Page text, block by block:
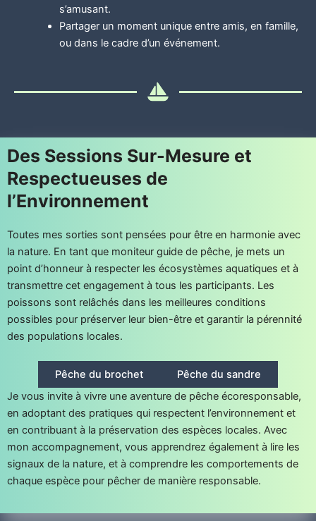
s’amusant.
Partager un moment unique entre amis, en famille,
ou dans le cadre d’un événement.
Des Sessions Sur-Mesure et
Respectueuses de
l’Environnement
Toutes mes sorties sont pensées pour être en harmonie avec
la nature. En tant que moniteur guide de pêche, je mets un
point d’honneur à respecter les écosystèmes aquatiques et à
transmettre cet engagement à tous les participants. Les
poissons sont relâchés dans les meilleures conditions
possibles pour préserver leur bien-être et garantir la pérennité
des populations locales.
Pêche du brochet
Pêche du sandre
Je vous invite à vivre une aventure de pêche écoresponsable,
en adoptant des pratiques qui respectent l’environnement et
en contribuant à la préservation des espèces locales. Avec
mon accompagnement, vous apprendrez également à lire les
signaux de la nature, et à comprendre les comportements de
chaque espèce pour pêcher de manière responsable.